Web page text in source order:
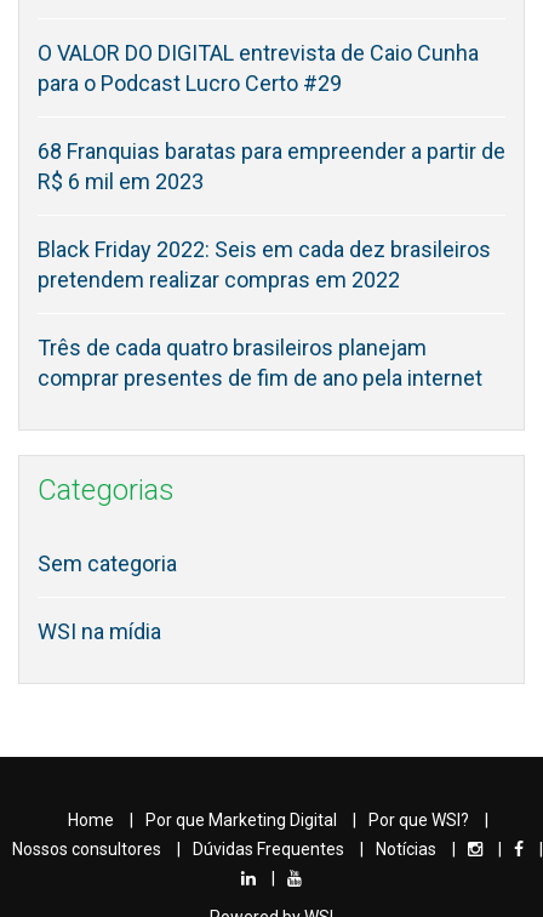
O VALOR DO DIGITAL entrevista de Caio Cunha
para o Podcast Lucro Certo #29
68 Franquias baratas para empreender a partir de
R$ 6 mil em 2023
Black Friday 2022: Seis em cada dez brasileiros
pretendem realizar compras em 2022
Três de cada quatro brasileiros planejam
comprar presentes de fim de ano pela internet
Categorias
Sem categoria
WSI na mídia
Home Por que Marketing Digital
Por que WSI?
Nossos consultores
Dúvidas Frequentes Notícias